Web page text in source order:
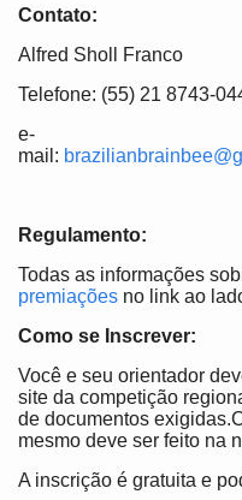
Contato:
Alfred Sholl Franco
Telefone: (55) 21 8743-
e-
mail:
Regulamento:
Todas as informações
premiações no link ao
Como se Inscrever:
Você e seu orientador
site da competição
de documentos
mesmo deve ser feito na
A inscrição é gratuita e